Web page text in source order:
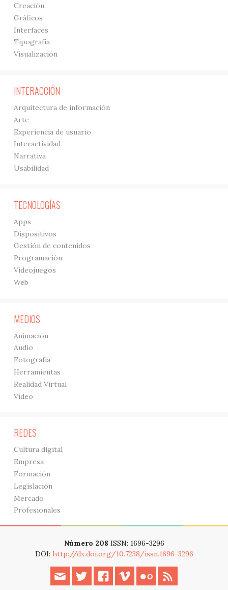
Creación
Gráficos
Interfaces
Tipografía
Visualización
INTERACCIÓN
Arquitectura de información
Arte
Experiencia de usuario
Interactividad
Narrativa
Usabilidad
TECNOLOGÍAS
Apps
Dispositivos
Gestión de contenidos
Programación
Videojuegos
Web
MEDIOS
Animación
Audio
Fotografía
Herramientas
Realidad Virtual
Vídeo
REDES
Cultura digital
Empresa
Formación
Legislación
Mercado
Profesionales
Número 208 ISSN: 1696-3296
DOI: http://dx.doi.org/10.7238/issn.1696-3296